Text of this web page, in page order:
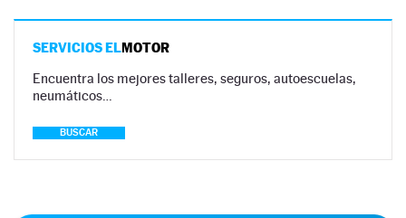
SERVICIOS ELMOTOR
Encuentra los mejores talleres, seguros, autoescuelas,
neumáticos…
BUSCAR